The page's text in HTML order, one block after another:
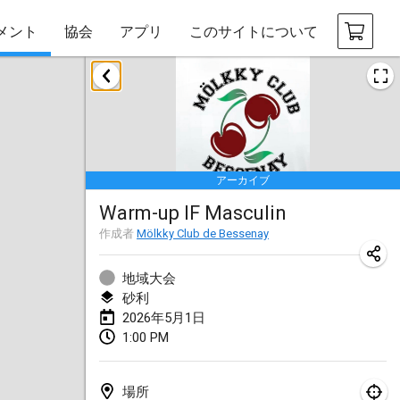
ント 協会 アプリ このサイトについて
アーカイブ
Warm-up IF Masculin
作成者 Mölkky Club de Bessenay
地域大会
砂利
2026年5月1日
1:00 PM
場所
2026年1月
Tournoi de la bonne année
2026年1月10日 フランス
Open de Boulay Triplette
2026年1月17日|フランス
中止
Concours de Honnelles
2026年1月18日
2026年1月31日
2026年2月